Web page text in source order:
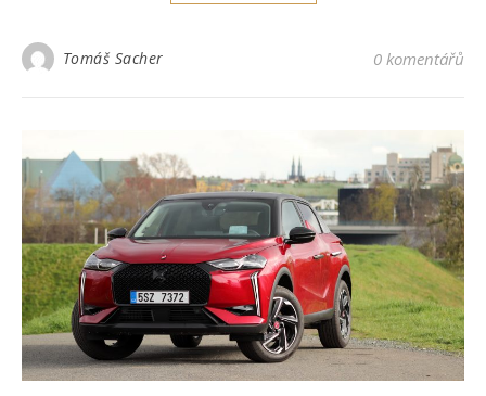
Tomáš Sacher 0 komentářů